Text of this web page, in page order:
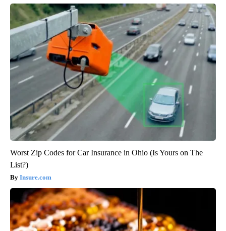
Worst Zip Codes for Car Insurance in Ohio (Is Yours on The
List?)
Insure.com